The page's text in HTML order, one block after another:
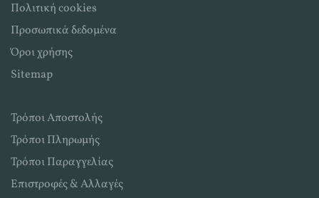
Πολιτική cookies
Προσωπικά δεδομένα
Όροι χρήσης
Sitemap
Τρόποι Αποστολής
Τρόποι Πληρωμής
Τρόποι Παραγγελίας
Επιστροφές & Αλλαγές